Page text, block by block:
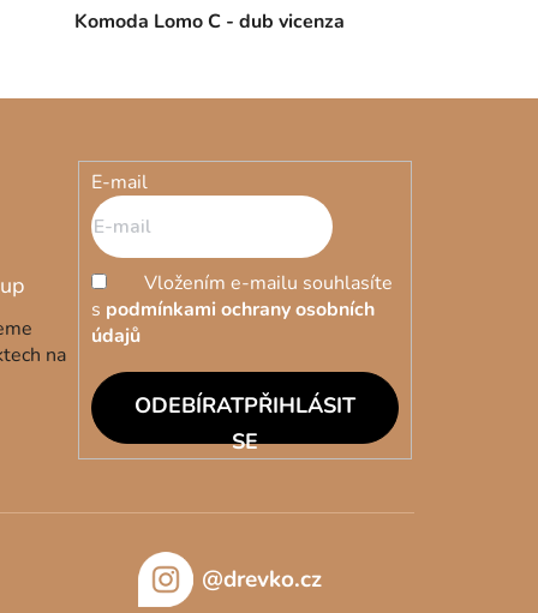
Komoda Lomo C - dub vicenza
na
E-mail
Vložením e-mailu souhlasíte
s podmínkami ochrany osobních
údajů
PŘIHLÁSIT
SE
@drevko.cz